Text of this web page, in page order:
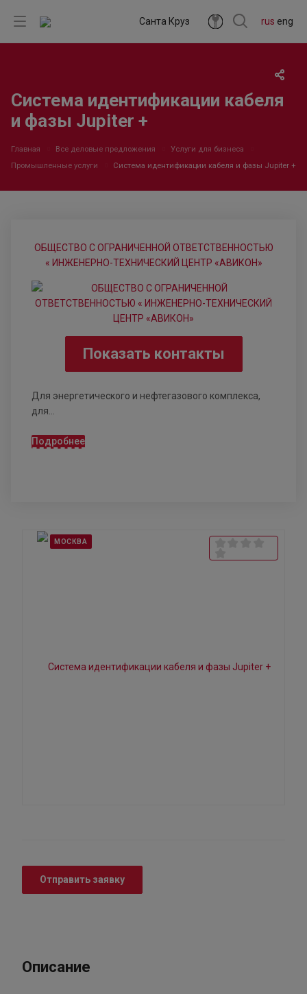
rus eng
Санта Круз
Система идентификации кабеля
и фазы Jupiter +
Главная Все деловые предложения
Услуги для бизнеса
Промышленные услуги
Система идентификации кабеля и фазы Jupiter +
ОБЩЕСТВО С ОГРАНИЧЕННОЙ ОТВЕТСТВЕННОСТЬЮ
« ИНЖЕНЕРНО-ТЕХНИЧЕСКИЙ ЦЕНТР «АВИКОН»
Показать контакты
Для энергетического и нефтегазового комплекса,
для...
Подробнее
МОСКВА
Отправить заявку
Описание